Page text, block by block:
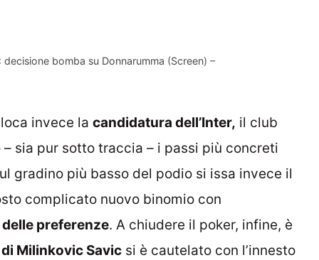
bomba su Donnarumma (Screen) –
invece la candidatura dell’Inter, il club
sia pur sotto traccia – i passi più concreti
gradino più basso del podio si issa invece il
complicato nuovo binomio con
delle preferenze. A chiudere il poker, infine, è
Milinkovic Savic si è cautelato con l’innesto